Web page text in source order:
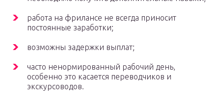
работа на фрилансе не всегда приносит
постоянные заработки;
возможны задержки выплат;
часто ненормированный рабочий день,
особенно это касается переводчиков и
экскурсоводов.